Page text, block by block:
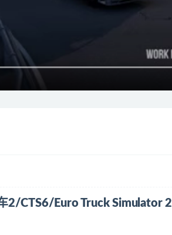
2/CTS6/Euro Truck Simulator 2